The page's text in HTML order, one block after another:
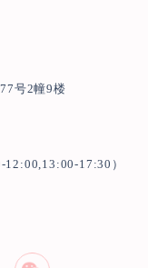
号2幢9楼
17:30）